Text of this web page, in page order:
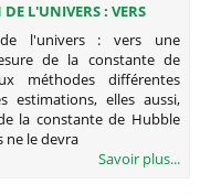
L'UNIVERS : VERS
MESURE DE LA
DE HUBBLE
de l'univers : vers une
de la constante de
méthodes différentes
estimations, elles aussi,
la constante de Hubble
ne le devra
Savoir plus...